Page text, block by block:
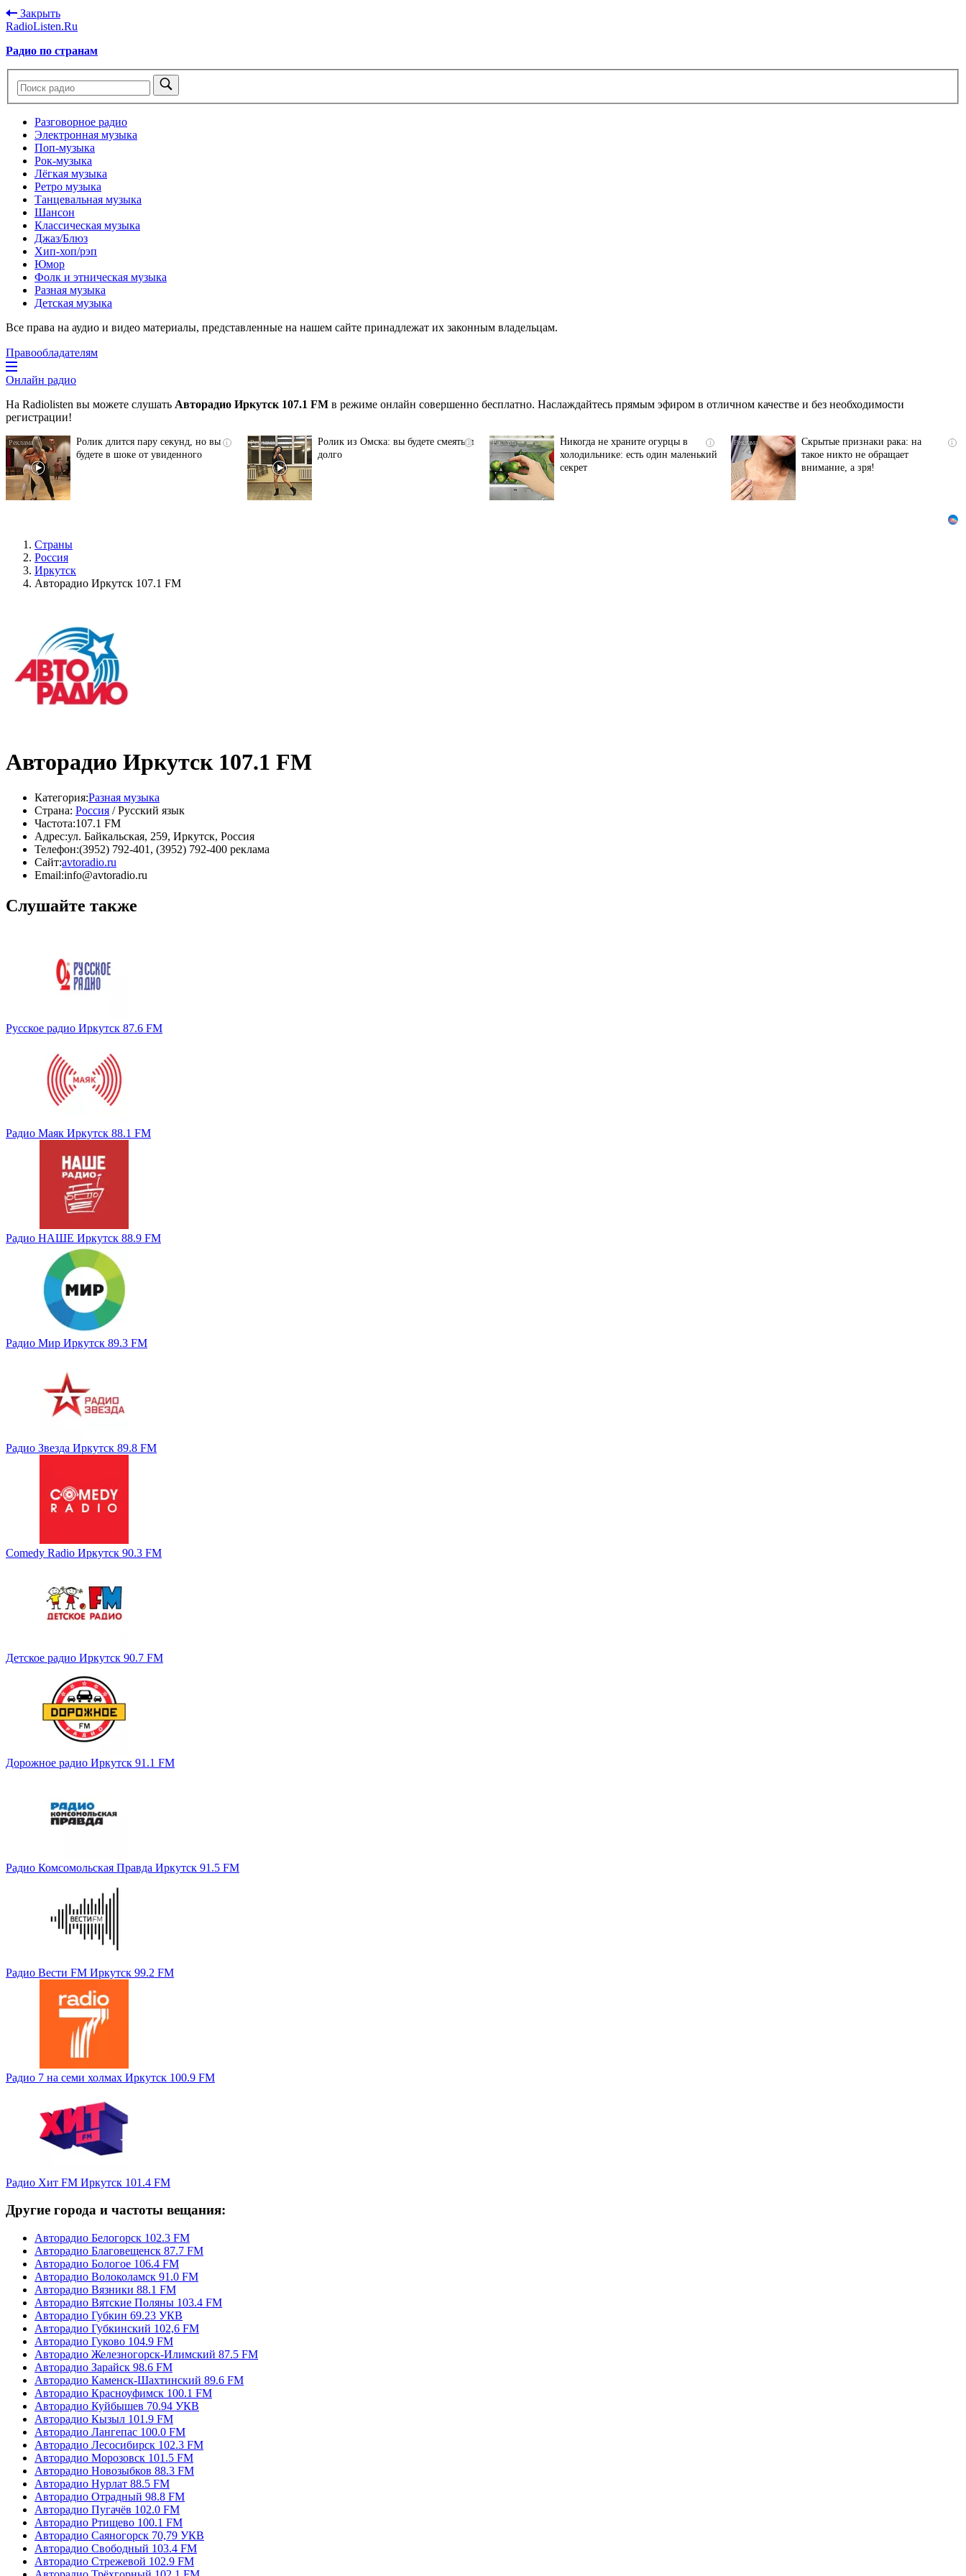
Закрыть
RadioListen.Ru
Радио по странам
Разговорное радио
Электронная музыка
Поп-музыка
Рок-музыка
Лёгкая музыка
Ретро музыка
Танцевальная музыка
Шансон
Классическая музыка
Джаз/Блюз
Хип-хоп/рэп
Юмор
Фолк и этническая музыка
Разная музыка
Детская музыка
Все права на аудио и видео материалы, представленные на нашем сайте принадлежат их законным владельцам.
Правообладателям
Онлайн радио
На Radiolisten вы можете слушать Авторадио Иркутск 107.1 FM в режиме онлайн совершенно бесплатно. Наслаждайтесь прямым эфиром в отличном качестве и без необходимости
регистрации!
i
Ролик длится пару секунд, но вы
будете в шоке от увиденного
i
Ролик из Омска: вы будете смеяться
долго
i
Никогда не храните огурцы в
холодильнике: есть один маленький
секрет
i
Скрытые признаки рака: на
такое никто не обращает
внимание, а зря!
Страны
Россия
Иркутск
Авторадио Иркутск 107.1 FM
Авторадио Иркутск 107.1 FM
Категория:Разная музыка
Страна: Россия / Русский язык
Частота:107.1 FM
Адрес:ул. Байкальская, 259, Иркутск, Россия
Телефон:(3952) 792-401, (3952) 792-400 реклама
Сайт:avtoradio.ru
Email:info@avtoradio.ru
Слушайте также
Русское радио Иркутск 87.6 FM
Радио Маяк Иркутск 88.1 FM
Радио НАШЕ Иркутск 88.9 FM
Радио Мир Иркутск 89.3 FM
Радио Звезда Иркутск 89.8 FM
Comedy Radio Иркутск 90.3 FM
Детское радио Иркутск 90.7 FM
Дорожное радио Иркутск 91.1 FM
Радио Комсомольская Правда Иркутск 91.5 FM
Радио Вести FM Иркутск 99.2 FM
Радио 7 на семи холмах Иркутск 100.9 FM
Радио Хит FM Иркутск 101.4 FM
Другие города и частоты вещания:
Авторадио Белогорск 102.3 FM
Авторадио Благовещенск 87.7 FM
Авторадио Бологое 106.4 FM
Авторадио Волоколамск 91.0 FM
Авторадио Вязники 88.1 FM
Авторадио Вятские Поляны 103.4 FM
Авторадио Губкин 69.23 УКВ
Авторадио Губкинский 102,6 FM
Авторадио Гуково 104.9 FM
Авторадио Железногорск-Илимский 87.5 FM
Авторадио Зарайск 98.6 FM
Авторадио Каменск-Шахтинский 89.6 FM
Авторадио Красноуфимск 100.1 FM
Авторадио Куйбышев 70.94 УКВ
Авторадио Кызыл 101.9 FM
Авторадио Лангепас 100.0 FM
Авторадио Лесосибирск 102.3 FM
Авторадио Морозовск 101.5 FM
Авторадио Новозыбков 88.3 FM
Авторадио Нурлат 88.5 FM
Авторадио Отрадный 98.8 FM
Авторадио Пугачёв 102.0 FM
Авторадио Ртищево 100.1 FM
Авторадио Саяногорск 70,79 УКВ
Авторадио Свободный 103.4 FM
Авторадио Стрежевой 102.9 FM